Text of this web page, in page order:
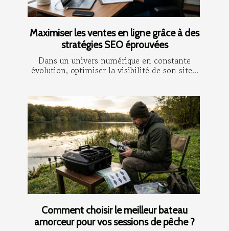
Maximiser les ventes en ligne grâce à des
stratégies SEO éprouvées
Dans un univers numérique en constante
évolution, optimiser la visibilité de son site...
Comment choisir le meilleur bateau
amorceur pour vos sessions de pêche ?